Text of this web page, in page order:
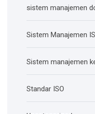
sistem manajemen
Sistem Manajemen
Sistem manajemen
Standar ISO